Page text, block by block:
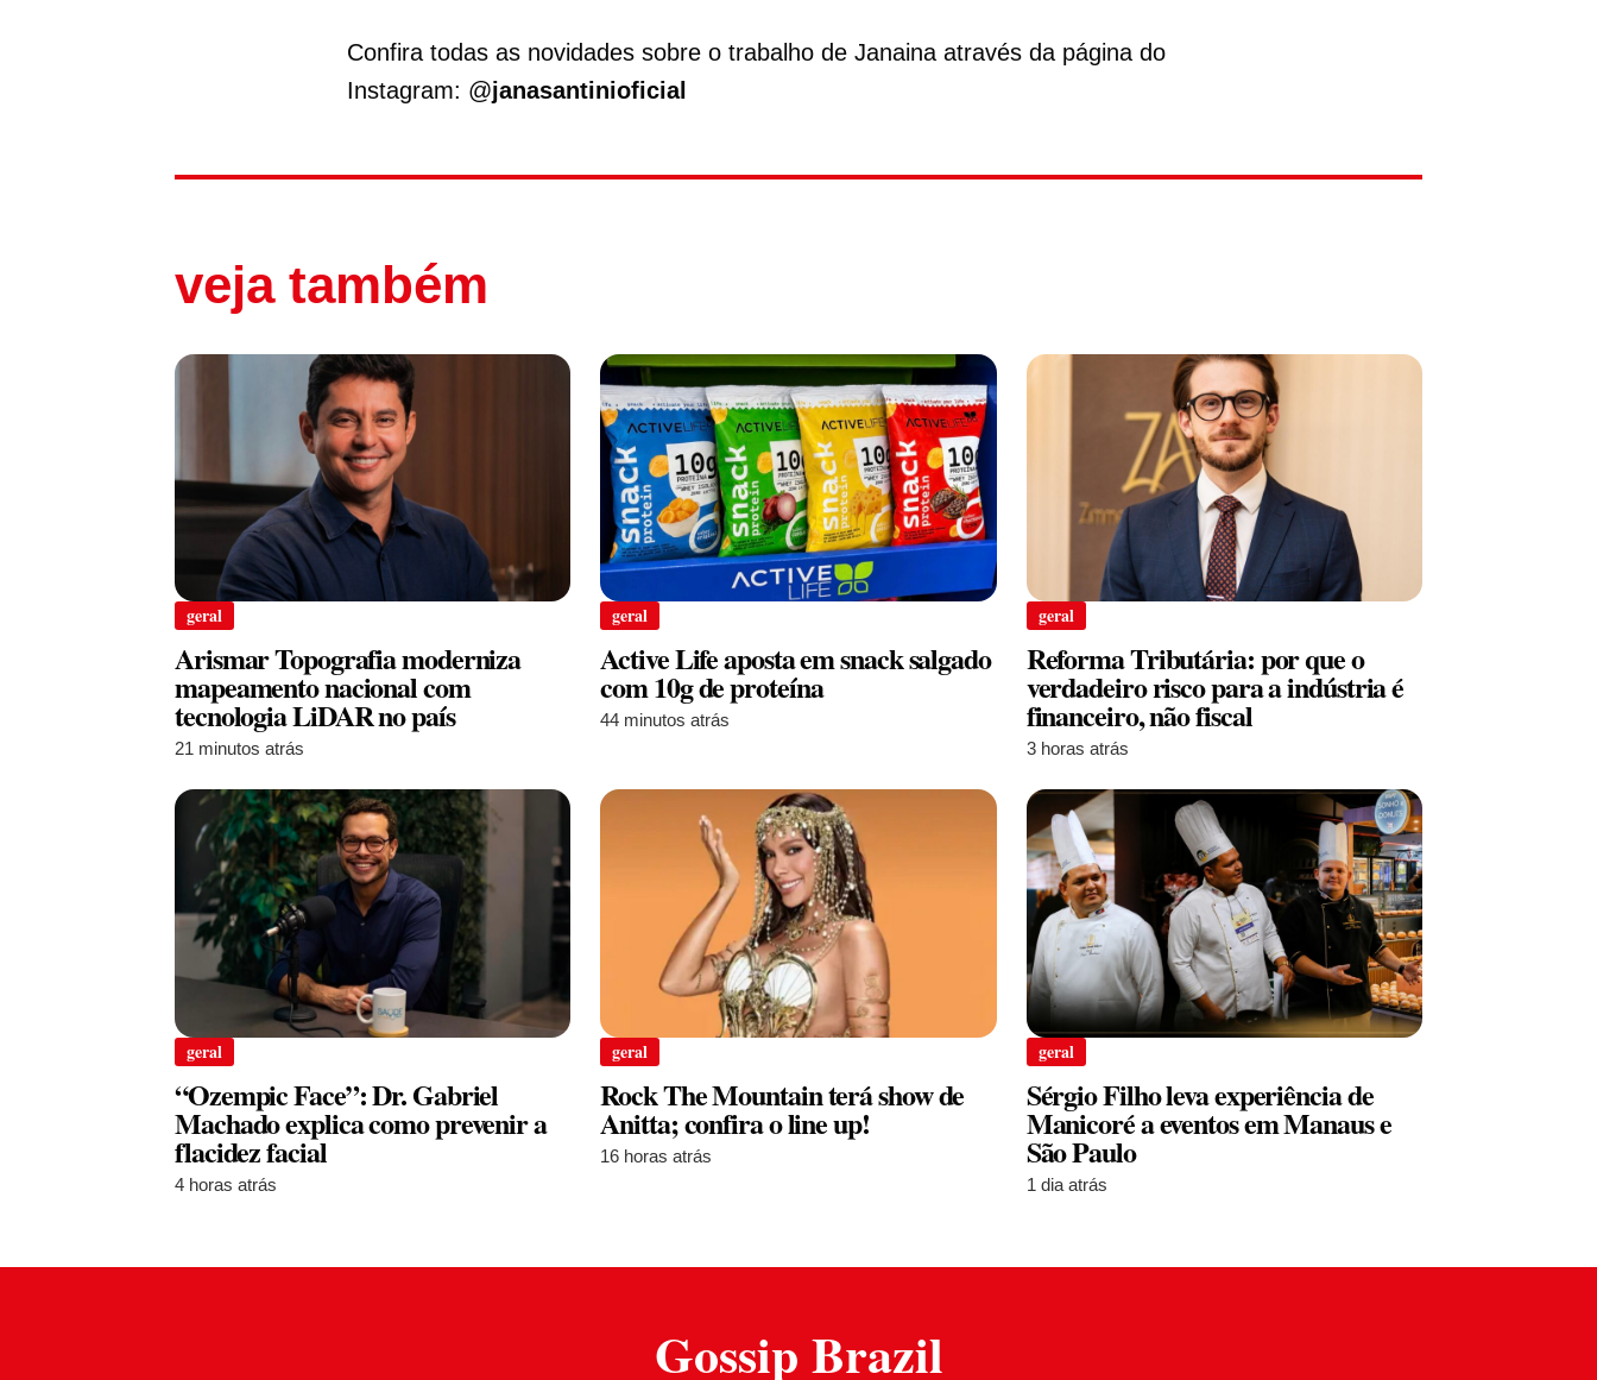
Confira todas as novidades sobre o trabalho de Janaina através da página do
Instagram: @janasantinioficial
veja também
geral
Arismar Topografia moderniza
mapeamento nacional com
tecnologia LiDAR no país
21 minutos atrás
geral
Active Life aposta em snack salgado
com 10g de proteína
44 minutos atrás
geral
Reforma Tributária: por que o
verdadeiro risco para a indústria é
financeiro, não fiscal
3 horas atrás
geral
“Ozempic Face”: Dr. Gabriel
Machado explica como prevenir a
flacidez facial
4 horas atrás
geral
Rock The Mountain terá show de
Anitta; confira o line up!
16 horas atrás
geral
Sérgio Filho leva experiência de
Manicoré a eventos em Manaus e
São Paulo
1 dia atrás
Gossip Brazil